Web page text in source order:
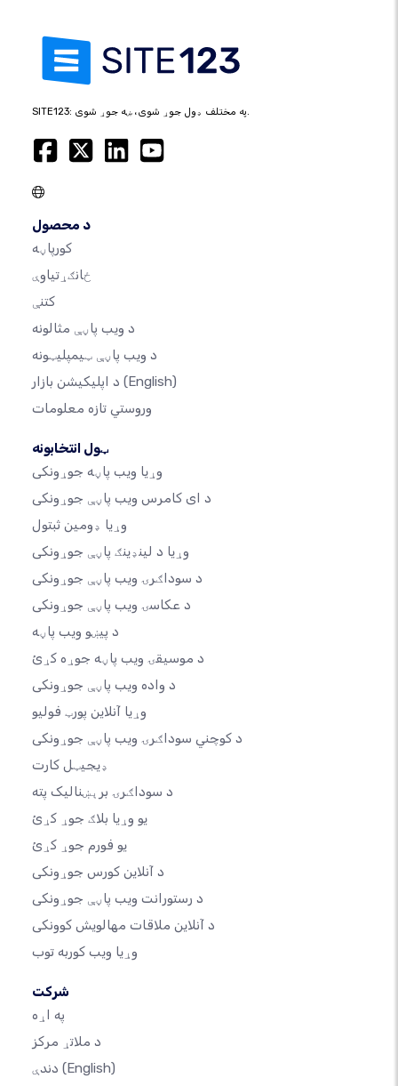
SITE123: په مختلف ډول جوړ شوی، ښه جوړ شوی.
د محصول
کورپاڼه
ځانګړتیاوې
کتنې
د ویب پاڼې مثالونه
د ویب پاڼې ټیمپلیټونه
(English)
وروستي تازه معلومات
ټول انتخابونه
وړیا ویب پاڼه جوړونکی
د ای کامرس ویب پاڼې جوړونکی
وړیا ډومین ثبتول
وړیا د لینډینګ پاڼې جوړونکی
د سوداګرۍ ویب پاڼې جوړونکی
د عکاسۍ ویب پاڼې جوړونکی
د پیښو ویب پاڼه
د موسیقۍ ویب پاڼه جوړه کړئ
د واده ویب پاڼې جوړونکی
وړیا آنلاین پورټ فولیو
د کوچني سوداګرۍ ویب پاڼې جوړونکی
ډیجیټل کارت
د سوداګرۍ برېښنالیک پته
یو وړیا بلاګ جوړ کړئ
یو فورم جوړ کړئ
د آنلاین کورس جوړونکی
د رستورانت ویب پاڼې جوړونکی
د آنلاین ملاقات مهالویش کوونکی
وړیا ویب کوربه توب
شرکت
په اړه
د ملاتړ مرکز
(English)